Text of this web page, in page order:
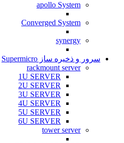
apollo System
Converged System
synergy
سرور و ذخیره ساز Supermicro
rackmount server
1U SERVER
2U SERVER
3U SERVER
4U SERVER
5U SERVER
6U SERVER
tower server